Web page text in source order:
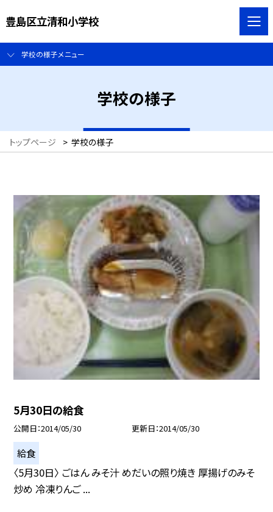
豊島区立清和小学校
学校の様子メニュー
学校の様子
トップページ > 学校の様子
5月30日の給食
公開日 2014/05/30 更新日 2014/05/30
給食
〈5月30日〉 ごはん みそ汁 めだいの照り焼き 厚揚げのみそ
炒め 冷凍りんご ...